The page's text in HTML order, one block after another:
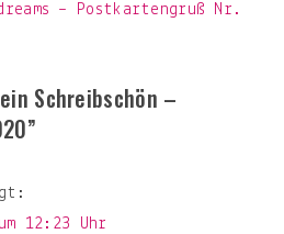
– Postkartengruß Nr.
Schreibschön –
”
12:23 Uhr